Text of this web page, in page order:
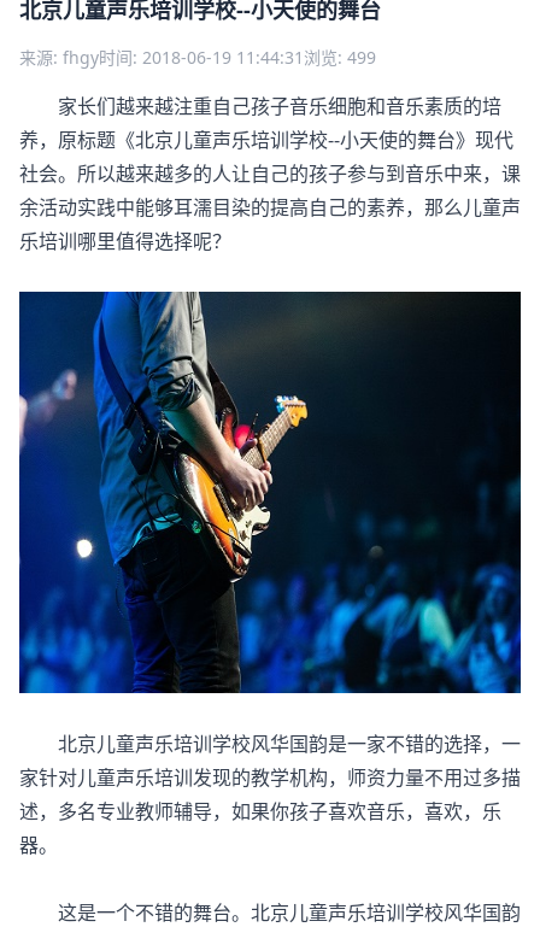
北京儿童声乐培训学校--小天使的舞台
来源: fhgy时间: 2018-06-19 11:44:31 浏览: 499
家长们越来越注重自己孩子音乐细胞和音乐素质的培
养，原标题《北京儿童声乐培训学校--小天使的舞台》现代
社会。所以越来越多的人让自己的孩子参与到音乐中来，课
余活动实践中能够耳濡目染的提高自己的素养，那么儿童声
乐培训哪里值得选择呢？
北京儿童声乐培训学校风华国韵是一家不错的选择，一
家针对儿童声乐培训发现的教学机构，师资力量不用过多描
述，多名专业教师辅导，如果你孩子喜欢音乐，喜欢，乐
器。
这是一个不错的舞台。北京儿童声乐培训学校风华国韵